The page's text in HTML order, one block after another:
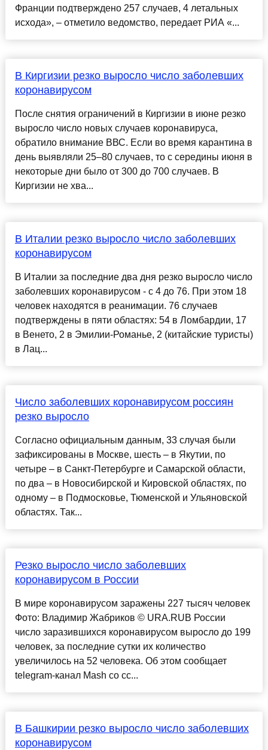
Франции подтверждено 257 случаев, 4 летальных
исхода», – отметило ведомство, передает РИА «...
В Киргизии резко выросло число заболевших
коронавирусом
После снятия ограничений в Киргизии в июне резко
выросло число новых случаев коронавируса,
обратило внимание ВВС. Если во время карантина в
день выявляли 25–80 случаев, то с середины июня в
некоторые дни было от 300 до 700 случаев. В
Киргизии не хва...
В Италии резко выросло число заболевших
коронавирусом
В Италии за последние два дня резко выросло число
заболевших коронавирусом - с 4 до 76. При этом 18
человек находятся в реанимации. 76 случаев
подтверждены в пяти областях: 54 в Ломбардии, 17
в Венето, 2 в Эмилии-Романье, 2 (китайские туристы)
в Лац...
Число заболевших коронавирусом россиян
резко выросло
Согласно официальным данным, 33 случая были
зафиксированы в Москве, шесть – в Якутии, по
четыре – в Санкт-Петербурге и Самарской области,
по два – в Новосибирской и Кировской областях, по
одному – в Подмосковье, Тюменской и Ульяновской
областях. Так...
Резко выросло число заболевших
коронавирусом в России
В мире коронавирусом заражены 227 тысяч человек
Фото: Владимир Жабриков © URA.RUВ России
число заразившихся коронавирусом выросло до 199
человек, за последние сутки их количество
увеличилось на 52 человека. Об этом сообщает
telegram-канал Mash со сс...
В Башкирии резко выросло число заболевших
коронавирусом